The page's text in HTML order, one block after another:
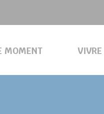
MOMENT VIVRE